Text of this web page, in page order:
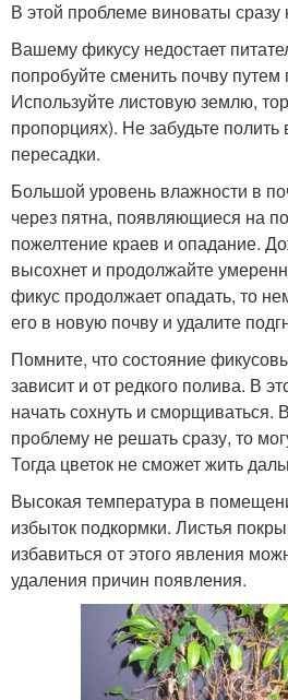
В этой проблеме виноваты сразу
Вашему фикусу недостает
попробуйте сменить почву путем
Используйте листовую землю,
пропорциях). Не забудьте
пересадки.
Большой уровень влажности в
через пятна, появляющиеся на
пожелтение краев и опадание.
высохнет и продолжайте
фикус продолжает опадать, то
его в новую почву и удалите
Помните, что состояние
зависит и от редкого полива. В
начать сохнуть и сморщиваться.
проблему не решать сразу, то
Тогда цветок не сможет жить
Высокая температура в
избыток подкормки. Листья
избавиться от этого явления
удаления причин появления.